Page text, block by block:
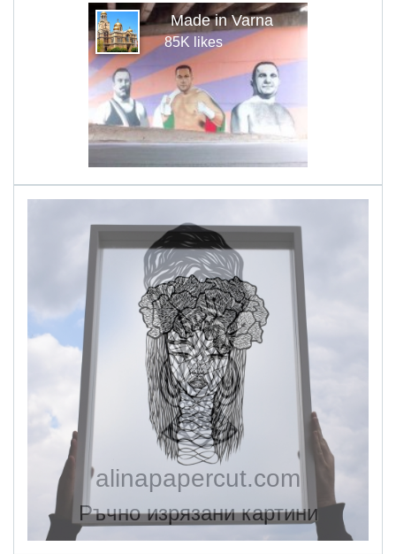
Made in Varna
85K likes
alinapapercut.com
Ръчно изрязани картини